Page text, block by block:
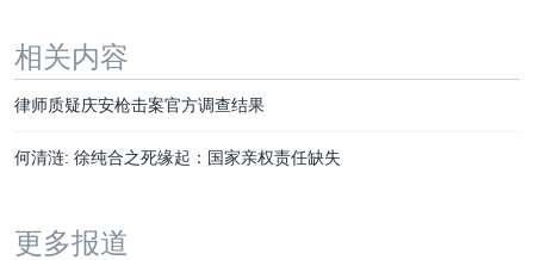
相关内容
律师质疑庆安枪击案官方调查结果
何清涟: 徐纯合之死缘起：国家亲权责任缺失
更多报道